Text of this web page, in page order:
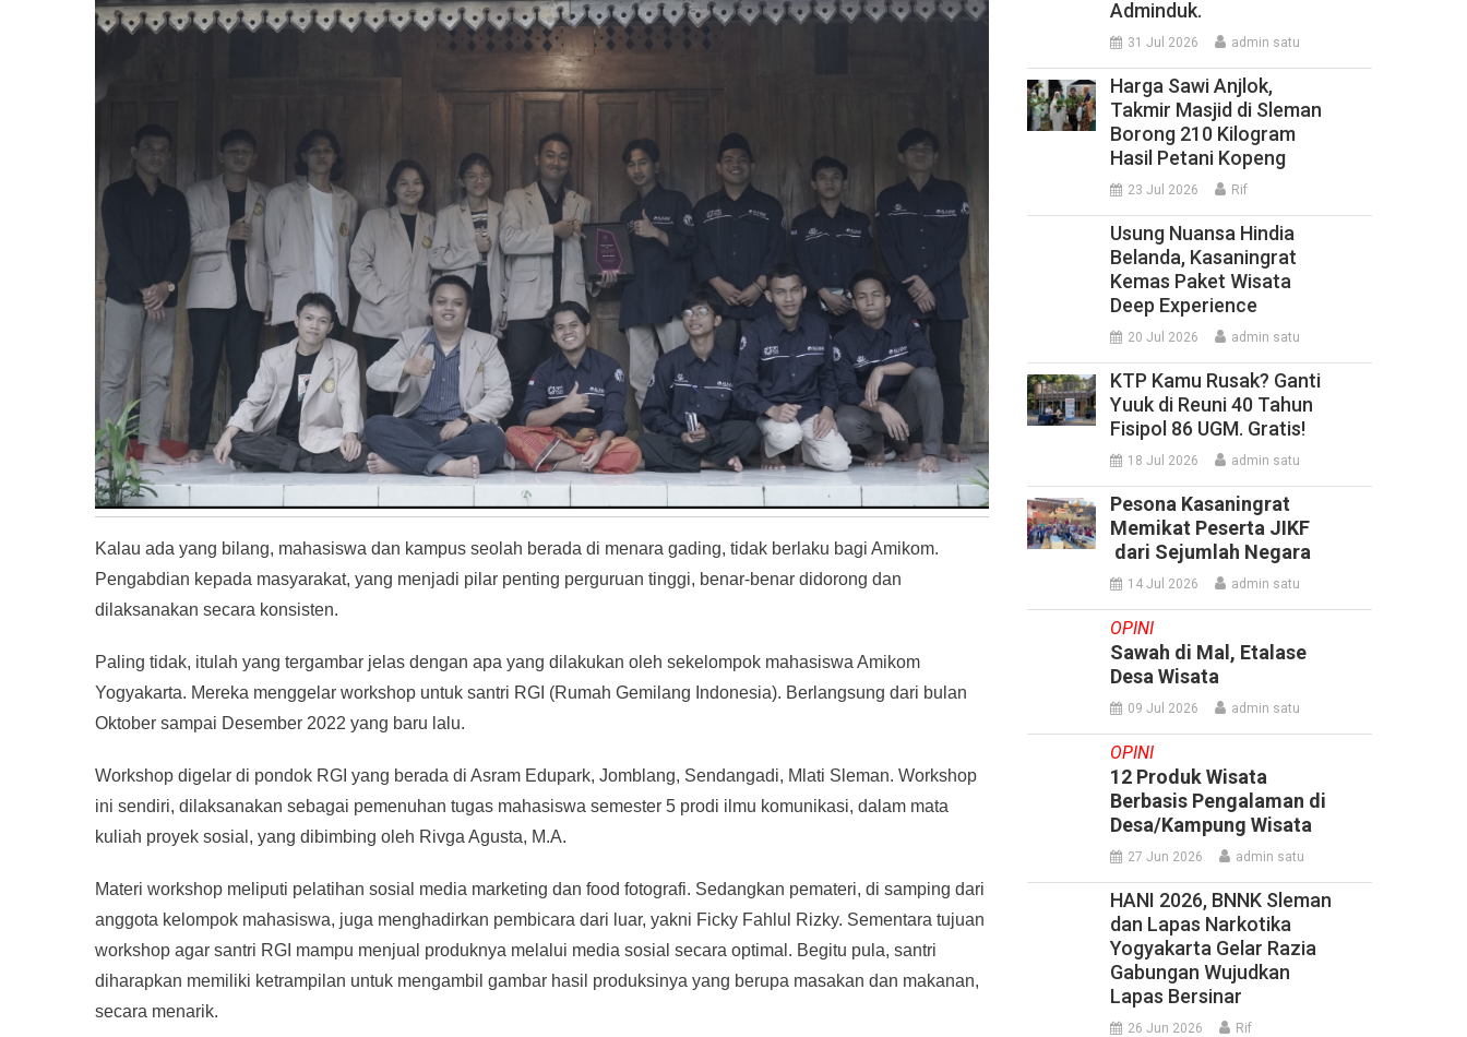
Kalau ada yang bilang, mahasiswa dan kampus seolah berada di menara gading, tidak berlaku bagi Amikom.
Pengabdian kepada masyarakat, yang menjadi pilar penting perguruan tinggi, benar-benar didorong dan
dilaksanakan secara konsisten.
Paling tidak, itulah yang tergambar jelas dengan apa yang dilakukan oleh sekelompok mahasiswa Amikom
Yogyakarta. Mereka menggelar workshop untuk santri RGI (Rumah Gemilang Indonesia). Berlangsung dari bulan
Oktober sampai Desember 2022 yang baru lalu.
Workshop digelar di pondok RGI yang berada di Asram Edupark, Jomblang, Sendangadi, Mlati Sleman. Workshop
ini sendiri, dilaksanakan sebagai pemenuhan tugas mahasiswa semester 5 prodi ilmu komunikasi, dalam mata
kuliah proyek sosial, yang dibimbing oleh Rivga Agusta, M.A.
Materi workshop meliputi pelatihan sosial media marketing dan food fotografi. Sedangkan pemateri, di samping dari
anggota kelompok mahasiswa, juga menghadirkan pembicara dari luar, yakni Ficky Fahlul Rizky. Sementara tujuan
workshop agar santri RGI mampu menjual produknya melalui media sosial secara optimal. Begitu pula, santri
diharapkan memiliki ketrampilan untuk mengambil gambar hasil produksinya yang berupa masakan dan makanan,
secara menarik.
Adminduk.
31 Jul 2026 admin satu
Harga Sawi Anjlok,
Takmir Masjid di Sleman
Borong 210 Kilogram
Hasil Petani Kopeng
23 Jul 2026 Rif
Usung Nuansa Hindia
Belanda, Kasaningrat
Kemas Paket Wisata
Deep Experience
20 Jul 2026 admin satu
KTP Kamu Rusak? Ganti
Yuuk di Reuni 40 Tahun
Fisipol 86 UGM. Gratis!
18 Jul 2026 admin satu
Pesona Kasaningrat
Memikat Peserta JIKF
dari Sejumlah Negara
14 Jul 2026 admin satu
OPINI
Sawah di Mal, Etalase
Desa Wisata
09 Jul 2026 admin satu
OPINI
12 Produk Wisata
Berbasis Pengalaman di
Desa/Kampung Wisata
27 Jun 2026 admin satu
HANI 2026, BNNK Sleman
dan Lapas Narkotika
Yogyakarta Gelar Razia
Gabungan Wujudkan
Lapas Bersinar
26 Jun 2026 Rif